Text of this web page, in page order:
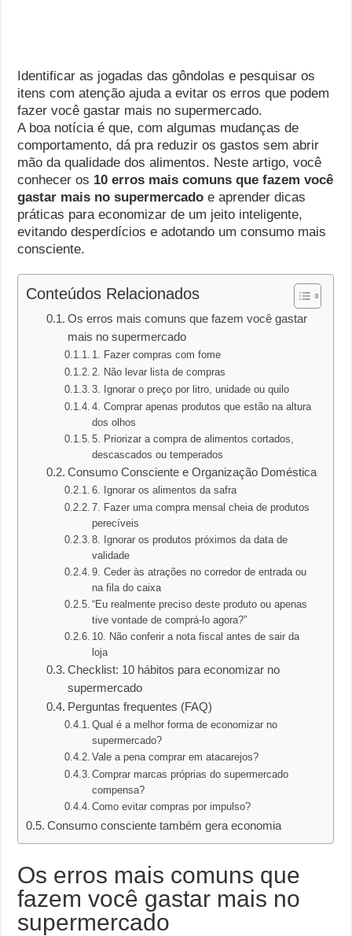
Identificar as jogadas das gôndolas e pesquisar os
itens com atenção ajuda a evitar os erros que podem
fazer você gastar mais no supermercado.
A boa notícia é que, com algumas mudanças de
comportamento, dá pra reduzir os gastos sem abrir
mão da qualidade dos alimentos. Neste artigo, você
conhecer os 10 erros mais comuns que fazem você
gastar mais no supermercado e aprender dicas
práticas para economizar de um jeito inteligente,
evitando desperdícios e adotando um consumo mais
consciente.
Conteúdos Relacionados
Os erros mais comuns que fazem você gastar
mais no supermercado
1. Fazer compras com fome
2. Não levar lista de compras
3. Ignorar o preço por litro, unidade ou quilo
4. Comprar apenas produtos que estão na altura
dos olhos
5. Priorizar a compra de alimentos cortados,
descascados ou temperados
Consumo Consciente e Organização Doméstica
6. Ignorar os alimentos da safra
7. Fazer uma compra mensal cheia de produtos
perecíveis
8. Ignorar os produtos próximos da data de
validade
9. Ceder às atrações no corredor de entrada ou
na fila do caixa
“Eu realmente preciso deste produto ou apenas
tive vontade de comprá-lo agora?”
10. Não conferir a nota fiscal antes de sair da
loja
Checklist: 10 hábitos para economizar no
supermercado
Perguntas frequentes (FAQ)
Qual é a melhor forma de economizar no
supermercado?
Vale a pena comprar em atacarejos?
Comprar marcas próprias do supermercado
compensa?
Como evitar compras por impulso?
Consumo consciente também gera economia
Os erros mais comuns que
fazem você gastar mais no
supermercado